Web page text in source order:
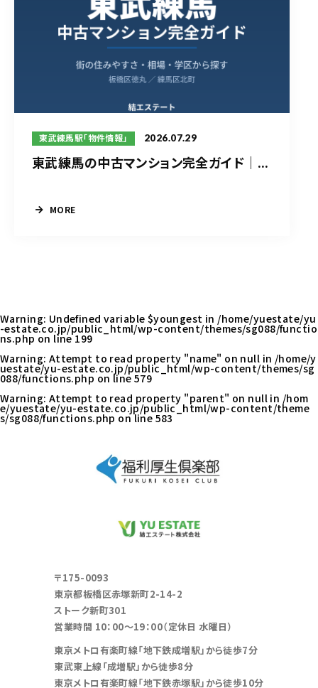
東武練馬駅「物件情報」 2026.07.29
東武練馬の中古マンション完全ガイド｜...
MORE
Warning: Undefined variable $youngest in /home/yuestate/yu
-estate.co.jp/public_html/wp-content/themes/sg088/functio
ns.php on line199
Warning: Attempt to read property "name" on null in /home/y
uestate/yu-estate.co.jp/public_html/wp-content/themes/sg
088/functions.php on line 579
Warning: Attempt to read property "parent" on null in /hom
e/yuestate/yu-estate.co.jp/public_html/wp-content/theme
s/sg088/functions.php on line 583
〒175-0093
東京都板橋区赤塚新町2-14-2
ストーク新町301
営業時間 10：00～19：00（定休日 水曜日）
東京メトロ有楽町線「地下鉄成増駅」から徒歩7分
東武東上線「成増駅」から徒歩8分
東京メトロ有楽町線「地下鉄赤塚駅」から徒歩10分